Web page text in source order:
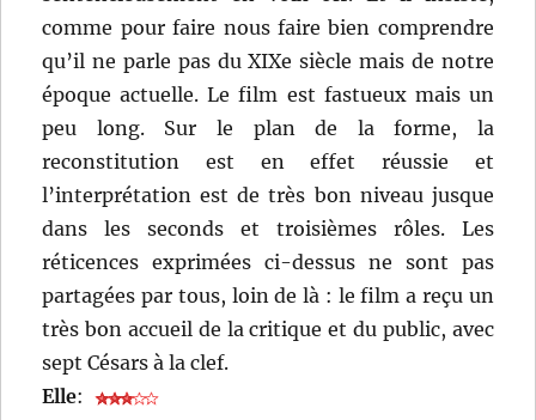
comme pour faire nous faire bien comprendre
qu’il ne parle pas du XIXe siècle mais de notre
époque actuelle. Le film est fastueux mais un
peu long. Sur le plan de la forme, la
reconstitution est en effet réussie et
l’interprétation est de très bon niveau jusque
dans les seconds et troisièmes rôles. Les
réticences exprimées ci-dessus ne sont pas
partagées par tous, loin de là : le film a reçu un
très bon accueil de la critique et du public, avec
sept Césars à la clef.
Elle: